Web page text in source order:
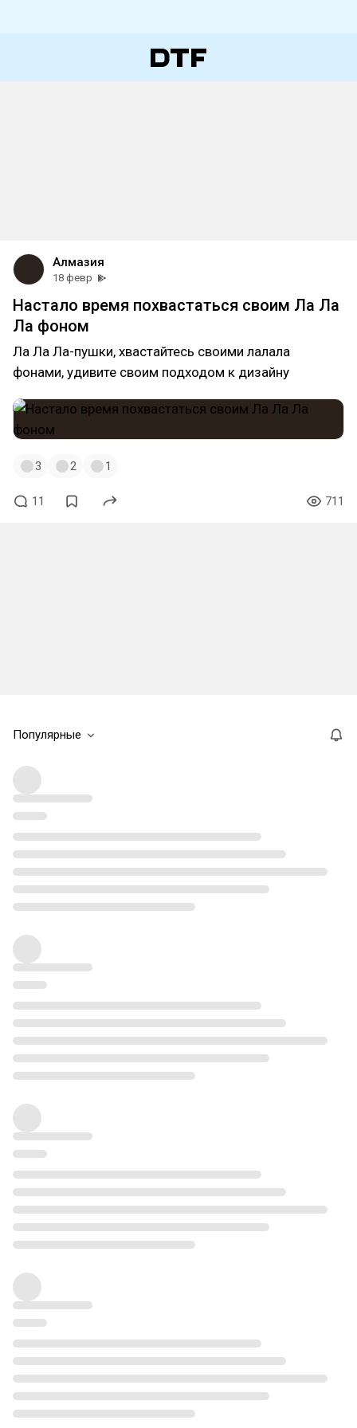
Алмазия
18 февр
Настало время похвастаться своим Ла Ла
Ла фоном
Ла Ла Ла-пушки, хвастайтесь своими лалала
фонами, удивите своим подходом к дизайну
3 2 1
11 711
Популярные